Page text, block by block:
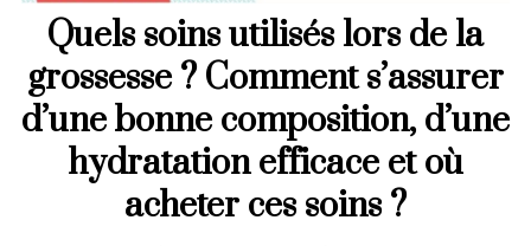
Quels soins utilisés lors de la
grossesse ? Comment s’assurer
d’une bonne composition, d’une
hydratation efficace et où
acheter ces soins ?